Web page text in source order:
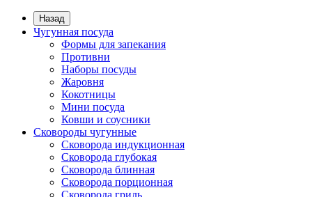
Назад
Чугунная посуда
Формы для запекания
Противни
Наборы посуды
Жаровня
Кокотницы
Мини посуда
Ковши и соусники
Сковороды чугунные
Сковорода индукционная
Сковорода глубокая
Сковорода блинная
Сковорода порционная
Сковорода гриль